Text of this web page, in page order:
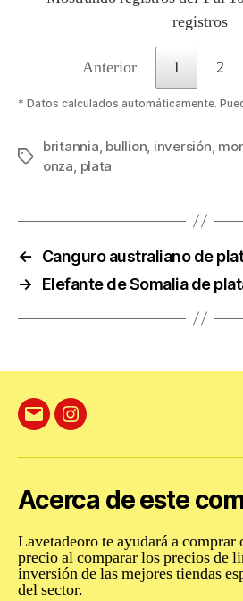
registros
Anterior 1 2
* Datos calculados automáticamente.
Etiquetas
britannia bullion inversión
onza plata
←
Canguro australiano de
→
Elefante de Somalia de
CorreoInstagram
Acerca de este
Lavetadeoro te ayudará a
precio al comparar los precios de
inversión de las mejores tiendas
del sector.